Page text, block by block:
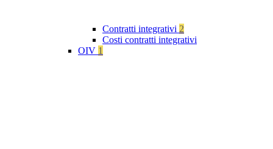
Contratti integrativi 2
Costi contratti integrativi
OIV 1